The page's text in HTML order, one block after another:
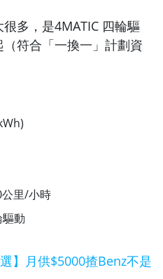
多，是4MATIC 四輪驅
符合「一換一」計劃資
里/小時
動
】月供$5000揸Benz不是